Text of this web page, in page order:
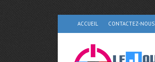
ACCUEIL CONTACTEZ-NOUS